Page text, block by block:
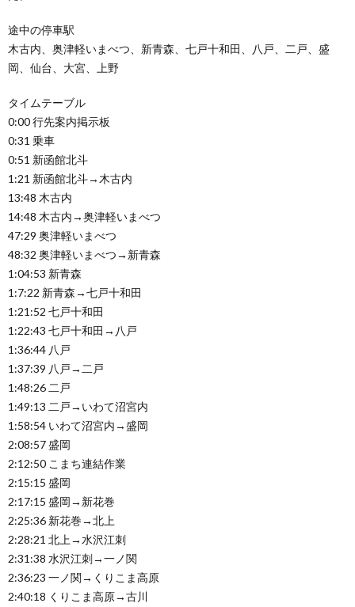
途中の停車駅
木古内、奥津軽いまべつ、新青森、七戸十和田、八戸、二戸、盛
岡、仙台、大宮、上野
タイムテーブル
0:00 行先案内掲示板
0:31 乗車
0:51 新函館北斗
1:21 新函館北斗→木古内
13:48 木古内
14:48 木古内→奥津軽いまべつ
47:29 奥津軽いまべつ
48:32 奥津軽いまべつ→新青森
1:04:53 新青森
1:7:22 新青森→七戸十和田
1:21:52 七戸十和田
1:22:43 七戸十和田→八戸
1:36:44 八戸
1:37:39 八戸→二戸
1:48:26 二戸
1:49:13 二戸→いわて沼宮内
1:58:54 いわて沼宮内→盛岡
2:08:57 盛岡
2:12:50 こまち連結作業
2:15:15 盛岡
2:17:15 盛岡→新花巻
2:25:36 新花巻→北上
2:28:21 北上→水沢江刺
2:31:38 水沢江刺→一ノ関
2:36:23 一ノ関→くりこま高原
2:40:18 くりこま高原→古川